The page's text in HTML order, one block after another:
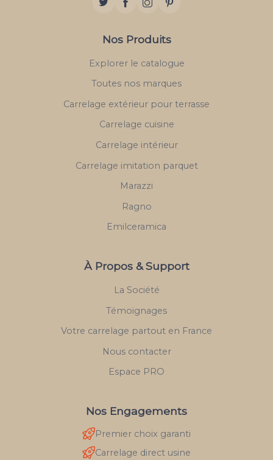
Nos Produits
Explorer le catalogue
Toutes nos marques
Carrelage extérieur pour terrasse
Carrelage cuisine
Carrelage intérieur
Carrelage imitation parquet
Marazzi
Ragno
Emilceramica
À Propos & Support
La Société
Témoignages
Votre carrelage partout en France
Nous contacter
Espace PRO
Nos Engagements
Premier choix garanti
Carrelage direct usine